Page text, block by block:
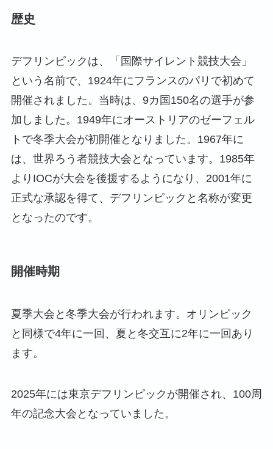
歴史
デフリンピックは、「国際サイレント競技大会」
という名前で、1924年にフランスのパリで初めて
開催されました。当時は、9カ国150名の選手が参
加しました。1949年にオーストリアのゼーフェル
トで冬季大会が初開催となりました。1967年に
は、世界ろう者競技大会となっています。1985年
よりIOCが大会を後援するようになり、2001年に
正式な承認を得て、デフリンピックと名称が変更
となったのです。
開催時期
夏季大会と冬季大会が行われます。オリンピック
と同様で4年に一回、夏と冬交互に2年に一回あり
ます。
2025年には東京デフリンピックが開催され、100周
年の記念大会となっていました。